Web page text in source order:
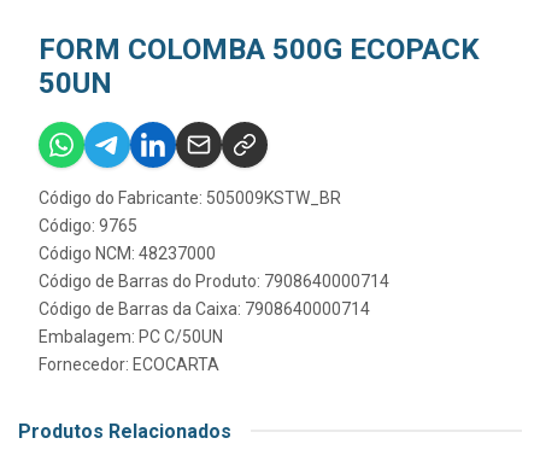
FORM COLOMBA 500G ECOPACK
50UN
Código do Fabricante: 505009KSTW_BR
Código: 9765
Código NCM: 48237000
Código de Barras do Produto: 7908640000714
Código de Barras da Caixa: 7908640000714
Embalagem: PC C/50UN
Fornecedor: ECOCARTA
Produtos Relacionados